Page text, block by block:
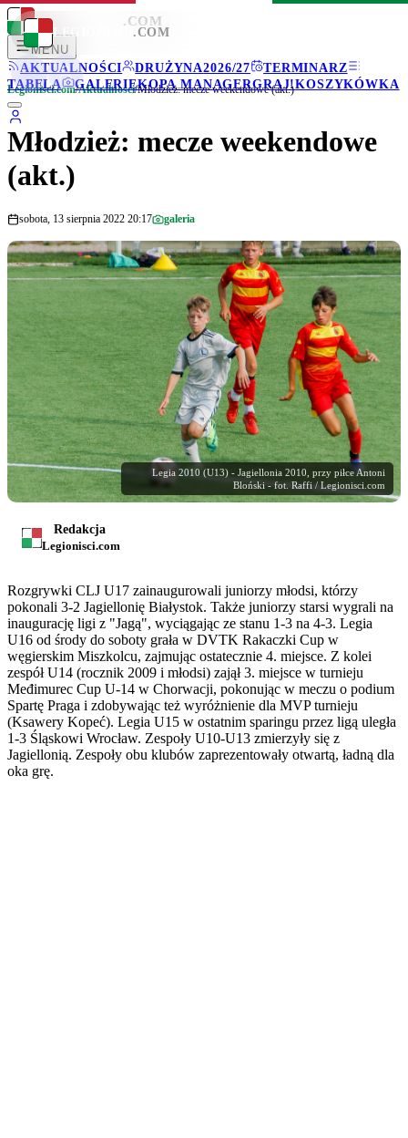
LEGIONISCI .COM
MENU
AKTUALNOŚCI
DRUŻYNA2026/27
TERMINARZ
TABELA
GALERIEKOPA MANAGERGRAJ!KOSZYKÓWKA
LEGIONISCI .COM
Legionisci.com/Aktualności/Młodzież: mecze weekendowe (akt.)
Młodzież: mecze weekendowe
(akt.)
sobota, 13 sierpnia 2022 20:17 galeria
Legia 2010 (U13) - Jagiellonia 2010, przy piłce Antoni
Bloński - fot. Raffi / Legionisci.com
Redakcja
Legionisci.com
Rozgrywki CLJ U17 zainaugurowali juniorzy młodsi, którzy
pokonali 3-2 Jagiellonię Białystok. Także juniorzy starsi wygrali na
inaugurację ligi z "Jagą", wyciągając ze stanu 1-3 na 4-3. Legia
U16 od środy do soboty grała w DVTK Rakaczki Cup w
węgierskim Miszkolcu, zajmując ostatecznie 4. miejsce. Z kolei
zespół U14 (rocznik 2009 i młodsi) zajął 3. miejsce w turnieju
Međimurec Cup U-14 w Chorwacji, pokonując w meczu o podium
Spartę Praga i zdobywając też wyróżnienie dla MVP turnieju
(Ksawery Kopeć). Legia U15 w ostatnim sparingu przez ligą uległa
1-3 Śląskowi Wrocław. Zespoły U10-U13 zmierzyły się z
Jagiellonią. Zespoły obu klubów zaprezentowały otwartą, ładną dla
oka grę.